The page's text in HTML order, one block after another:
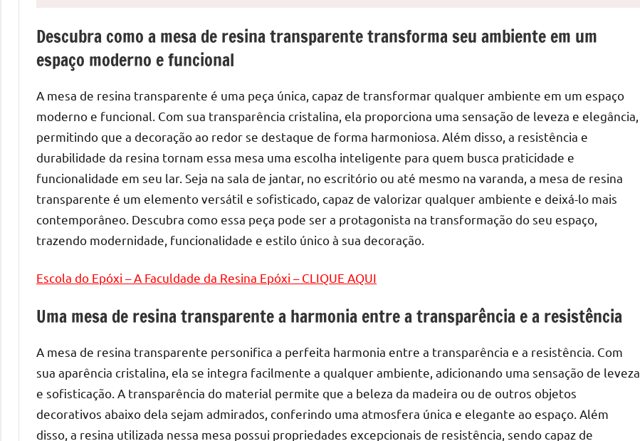
as
melhores
práticas
e
tendências
para
mesa
de
alta
qualidade,
populares
River
Tables
e
Descubra como a mesa de resina transparente transforma seu ambiente em um
espaço moderno e funcional
A mesa de resina transparente é uma peça única, capaz de transformar qualquer ambiente em um espaço
moderno e funcional. Com sua transparência cristalina, ela proporciona uma sensação de leveza e elegância,
permitindo que a decoração ao redor se destaque de forma harmoniosa. Além disso, a resistência e
durabilidade da resina tornam essa mesa uma escolha inteligente para quem busca praticidade e
funcionalidade em seu lar. Seja na sala de jantar, no escritório ou até mesmo na varanda, a mesa de resina
transparente é um elemento versátil e sofisticado, capaz de valorizar qualquer ambiente e deixá-lo mais
contemporâneo. Descubra como essa peça pode ser a protagonista na transformação do seu espaço,
trazendo modernidade, funcionalidade e estilo único à sua decoração.
Escola do Epóxi – A Faculdade da Resina Epóxi – CLIQUE AQUI
Uma mesa de resina transparente a harmonia entre a transparência e a resistência
A mesa de resina transparente personifica a perfeita harmonia entre a transparência e a resistência. Com
sua aparência cristalina, ela se integra facilmente a qualquer ambiente, adicionando uma sensação de leveza
e sofisticação. A transparência do material permite que a beleza da madeira ou de outros objetos
decorativos abaixo dela sejam admirados, conferindo uma atmosfera única e elegante ao espaço. Além
disso, a resina utilizada nessa mesa possui propriedades excepcionais de resistência, sendo capaz de